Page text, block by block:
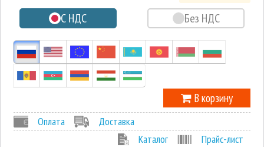
-1
С НДС Без НДС
В корзину
Оплата
Доставка
Каталог
Прайс-лист